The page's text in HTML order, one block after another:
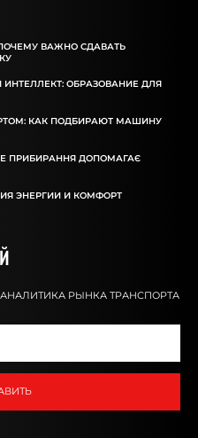
ВАЖНО СДАВАТЬ
ОБРАЗОВАНИЕ ДЛЯ
КАК ПОДБИРАЮТ МАШИНУ
ПРИБИРАННЯ ДОПОМАГАЄ
ЭНЕРГИИ И КОМФОРТ
РЫНКА ТРАНСПОРТА